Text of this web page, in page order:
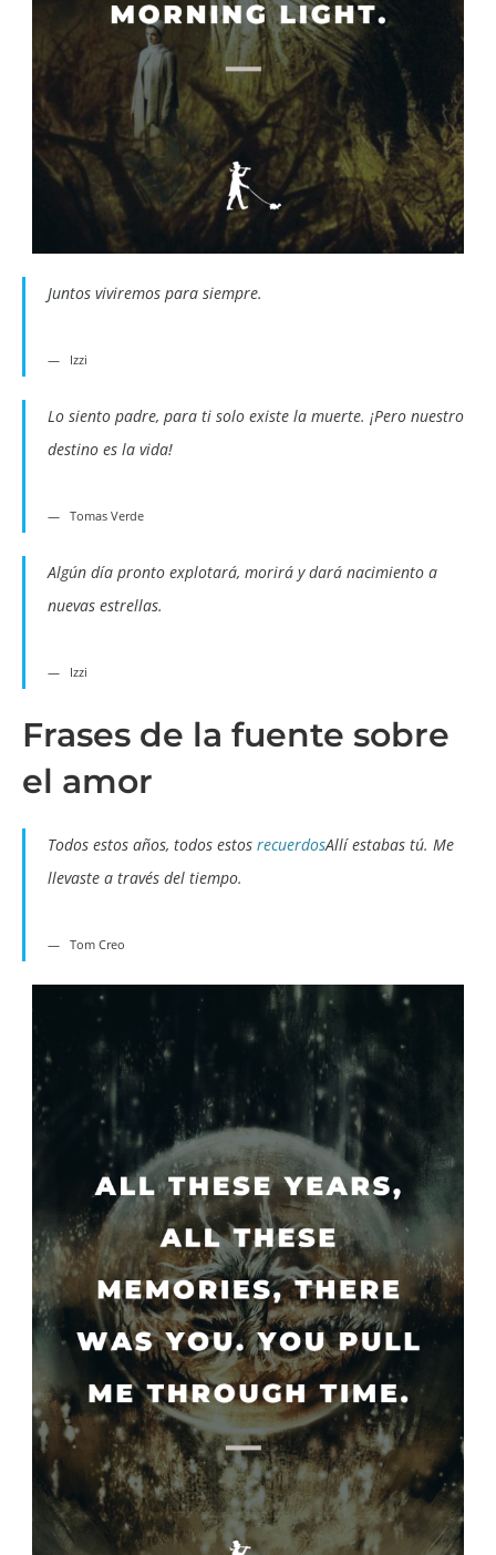
Juntos viviremos para siempre.
Izzi
Lo siento padre, para ti solo existe la muerte. ¡Pero nuestro
destino es la vida!
Tomas Verde
Algún día pronto explotará, morirá y dará nacimiento a
nuevas estrellas.
Izzi
Frases de la fuente sobre
el amor
Todos estos años, todos estos recuerdosAllí estabas tú. Me
llevaste a través del tiempo.
Tom Creo